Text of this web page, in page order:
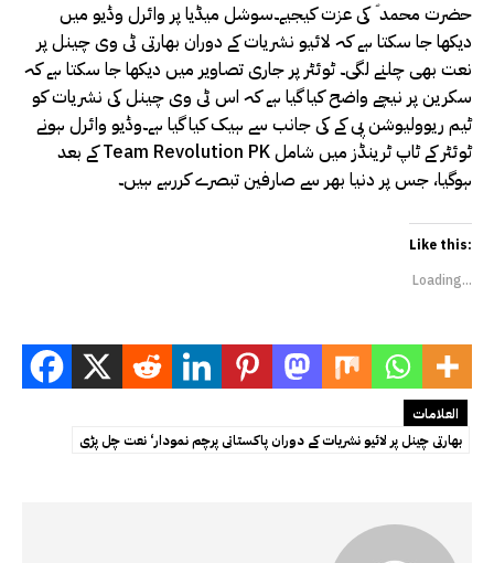
حضرت محمد ؐ کی عزت کیجیے۔سوشل میڈیا پر وائرل وڈیو میں
دیکھا جا سکتا ہے کہ لائیو نشریات کے دوران بھارتی ٹی وی چینل پر
نعت بھی چلنے لگی۔ ٹوئٹر پر جاری تصاویر میں دیکھا جا سکتا ہے کہ
سکرین پر نیچے واضح کیا گیا ہے کہ اس ٹی وی چینل کی نشریات کو
ٹیم ریوولیوشن پی کے کی جانب سے ہیک کیا گیا ہے۔وڈیو وائرل ہونے
کے بعد Team Revolution PK ٹوئٹر کے ٹاپ ٹرینڈز میں شامل
ہوگیا، جس پر دنیا بھر سے صارفین تبصرے کررہے ہیں۔
Like this:
Loading...
العلامات
بھارتی چینل پر لائیو نشریات کے دوران پاکستانی پرچم نمودار‘ نعت چل پڑی